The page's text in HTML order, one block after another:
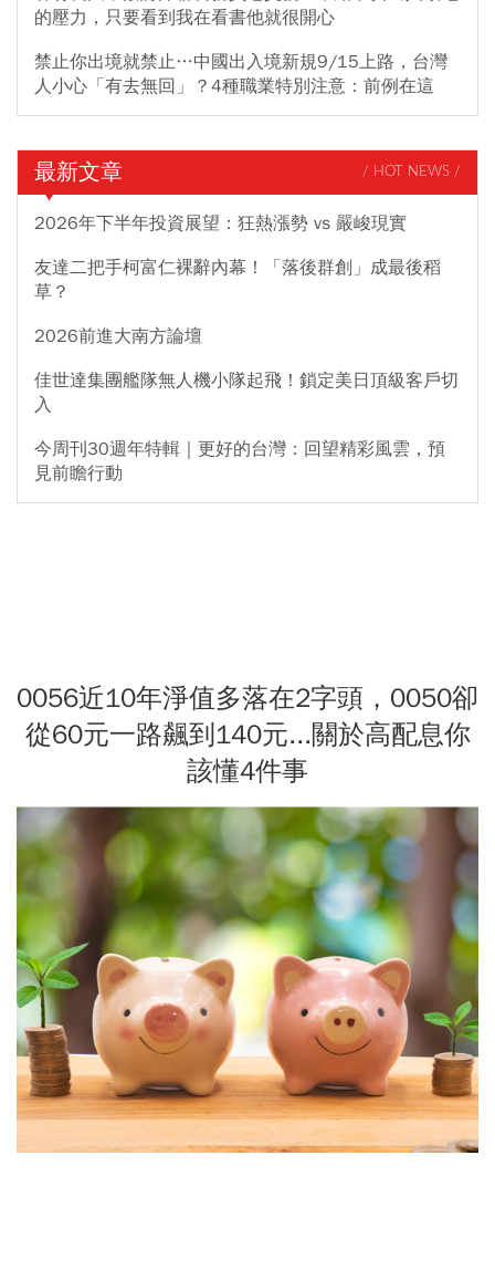
的壓力，只要看到我在看書他就很開心
禁止你出境就禁止…中國出入境新規9/15上路，台灣
人小心「有去無回」？4種職業特別注意：前例在這
最新文章 / HOT NEWS /
2026年下半年投資展望：狂熱漲勢 vs 嚴峻現實
友達二把手柯富仁裸辭內幕！「落後群創」成最後稻
草？
2026前進大南方論壇
佳世達集團艦隊無人機小隊起飛！鎖定美日頂級客戶切
入
今周刊30週年特輯｜更好的台灣：回望精彩風雲，預
見前瞻行動
0056近10年淨值多落在2字頭，0050卻
從60元一路飆到140元...關於高配息你
該懂4件事